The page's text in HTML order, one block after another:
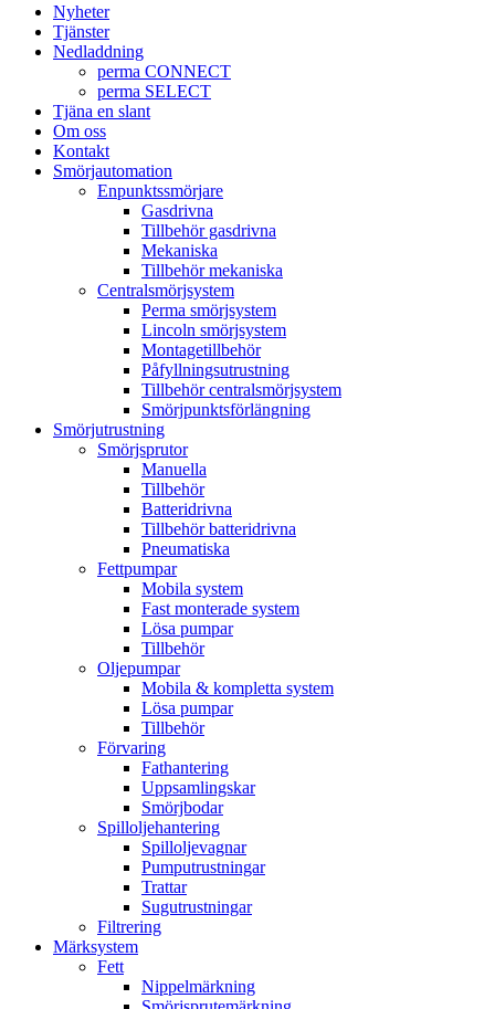
Nyheter
Tjänster
Nedladdning
perma CONNECT
perma SELECT
Tjäna en slant
Om oss
Kontakt
Smörjautomation
Enpunktssmörjare
Gasdrivna
Tillbehör gasdrivna
Mekaniska
Tillbehör mekaniska
Centralsmörjsystem
Perma smörjsystem
Lincoln smörjsystem
Montagetillbehör
Påfyllningsutrustning
Tillbehör centralsmörjsystem
Smörjpunktsförlängning
Smörjutrustning
Smörjsprutor
Manuella
Tillbehör
Batteridrivna
Tillbehör batteridrivna
Pneumatiska
Fettpumpar
Mobila system
Fast monterade system
Lösa pumpar
Tillbehör
Oljepumpar
Mobila & kompletta system
Lösa pumpar
Tillbehör
Förvaring
Fathantering
Uppsamlingskar
Smörjbodar
Spilloljehantering
Spilloljevagnar
Pumputrustningar
Trattar
Sugutrustningar
Filtrering
Märksystem
Fett
Nippelmärkning